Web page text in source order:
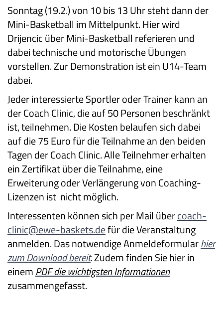
Sonntag (19.2.) von 10 bis 13 Uhr steht dann der
Mini-Basketball im Mittelpunkt. Hier wird
Drijencic über Mini-Basketball referieren und
dabei technische und motorische Übungen
vorstellen. Zur Demonstration ist ein U14-Team
dabei.
Jeder interessierte Sportler oder Trainer kann an
der Coach Clinic, die auf 50 Personen beschränkt
ist, teilnehmen. Die Kosten belaufen sich dabei
auf die 75 Euro für die Teilnahme an den beiden
Tagen der Coach Clinic. Alle Teilnehmer erhalten
ein Zertifikat über die Teilnahme, eine
Erweiterung oder Verlängerung von Coaching-
Lizenzen ist nicht möglich.
Interessenten können sich per Mail übercoach-
clinic@ewe-baskets.defür die Veranstaltung
anmelden. Das notwendige Anmeldeformularhier
zum Download bereit.Zudem finden Sie hier in
einemPDF die wichtigsten Informationen
zusammengefasst.